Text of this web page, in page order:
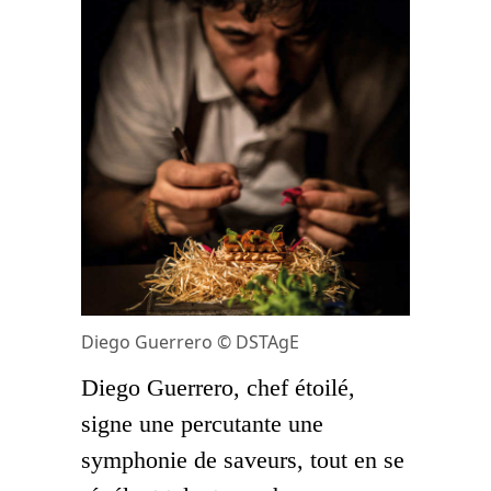
Diego Guerrero © DSTAgE
Diego Guerrero, chef étoilé,
signe une percutante une
symphonie de saveurs, tout en se